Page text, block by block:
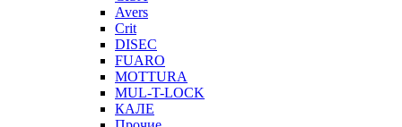
Avers
Crit
DISEC
FUARO
MOTTURA
MUL-T-LOCK
КАЛЕ